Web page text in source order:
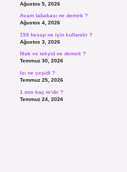
Ağustos 5, 2026
Avam tabakası ne demek ?
Ağustos 4, 2026
159 hesap ne için kullanılır ?
Ağustos 3, 2026
İtlak ve takyid ne demek ?
Temmuz 30, 2026
Isı ne çeşidi ?
Temmuz 25, 2026
1 mm kaç m’dir ?
Temmuz 24, 2026